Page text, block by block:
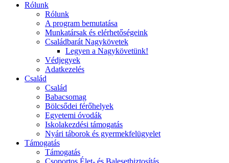
Rólunk
Rólunk
A program bemutatása
Munkatársak és elérhetőségeink
Családbarát Nagykövetek
Legyen a Nagykövetünk!
Védjegyek
Adatkezelés
Család
Család
Babacsomag
Bölcsődei férőhelyek
Egyetemi óvodák
Iskolakezdési támogatás
Nyári táborok és gyermekfelügyelet
Támogatás
Támogatás
Csoportos Élet- és Balesetbiztosítás